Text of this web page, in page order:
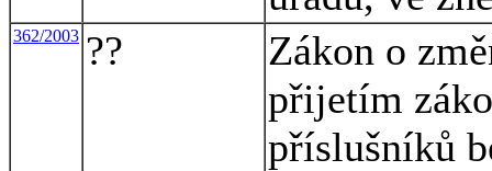
362/2003 ??
Zákon o
přijetím
příslušníků